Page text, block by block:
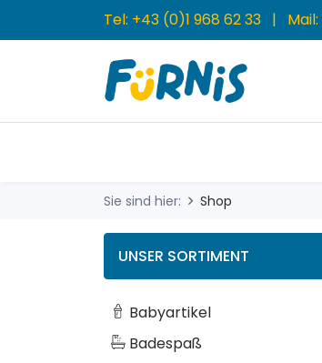
Tel: +43 (0)1 968 62 33 | Mail:
Sie sind hier: Shop
UNSER SORTIMENT
Babyartikel
Badespaß